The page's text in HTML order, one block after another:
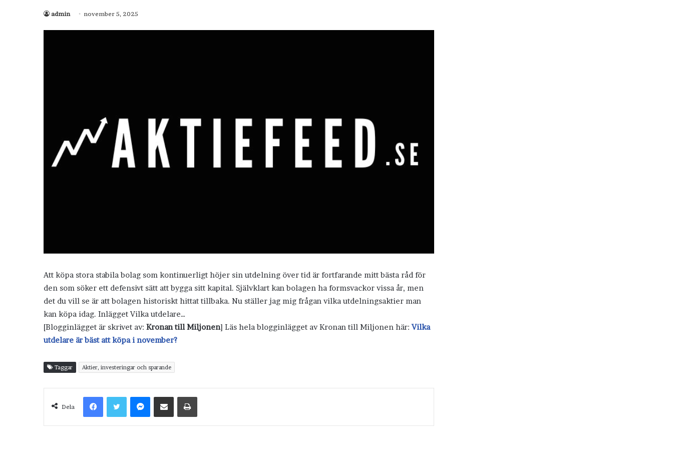
admin november 5, 2025
Att köpa stora stabila bolag som kontinuerligt höjer sin utdelning över tid är fortfarande mitt bästa råd för
den som söker ett defensivt sätt att bygga sitt kapital. Självklart kan bolagen ha formsvackor vissa år, men
det du vill se är att bolagen historiskt hittat tillbaka. Nu ställer jag mig frågan vilka utdelningsaktier man
kan köpa idag. Inlägget Vilka utdelare…
[Blogginlägget är skrivet av: Kronan till Miljonen] Läs hela blogginlägget av Kronan till Miljonen här:Vilka
utdelare är bäst att köpa i november?
Taggar Aktier, investeringar och sparande
Dela
FacebookTwitterMessenger
Dela via e-post Skriv ut